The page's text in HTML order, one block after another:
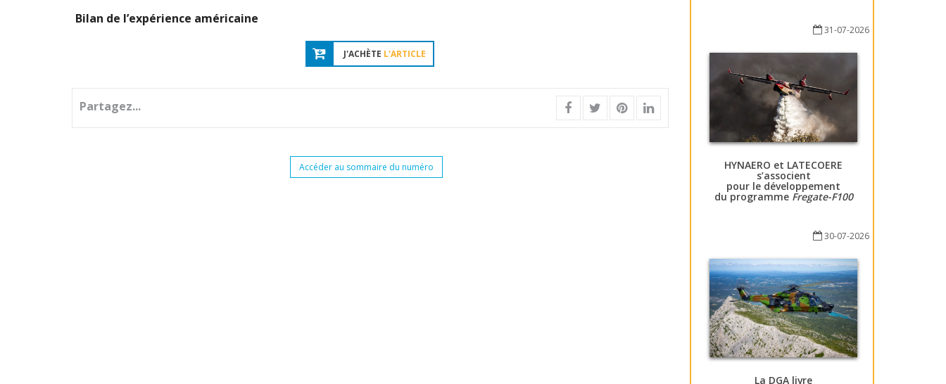
Bilan de l’expérience américaine
J'ACHÈTE L'ARTICLE
Partagez...
Accéder au sommaire du numéro
31-07-2026
HYNAERO et LATECOERE
s’associent
pour le développement
du programme Fregate-F100
30-07-2026
La DGA livre